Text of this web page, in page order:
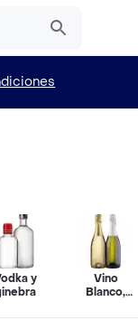
y
Vino
Blanco,
Espumante